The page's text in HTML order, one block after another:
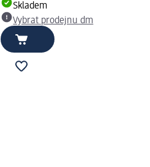
Skladem
Vybrat prodejnu dm